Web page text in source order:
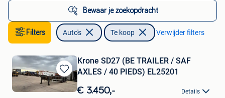
Bewaar je zoekopdracht
Filters Auto's Te koop Verwijder filters
Bewaren
in
Krone SD27 (BE TRAILER / SAF
AXLES / 40 PIEDS) EL25201
€ 3.450,- Details